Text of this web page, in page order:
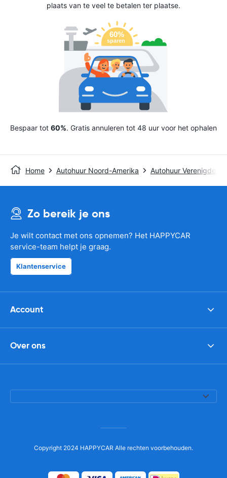
plaats van te veel te betalen ter plaatse.
Bespaar tot 60%. Gratis annuleren tot 48 uur voor het ophalen
Home Autohuur Noord-Amerika Autohuur Verenigde
Zo bereik je ons
Je wilt contact met ons opnemen? Het HAPPYCAR
service-team helpt je graag.
Klantenservice
Account
Over ons
Copyright 2024 HAPPYCAR Alle rechten voorbehouden.